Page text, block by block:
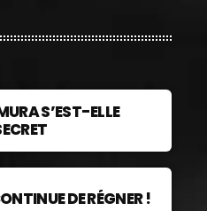
S’EST-ELLE
DE RÉGNER !